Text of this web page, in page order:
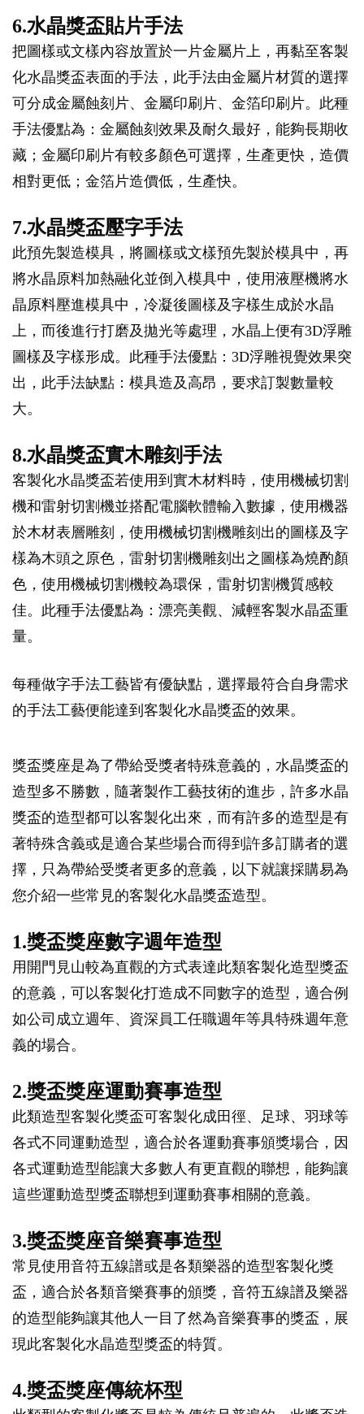
6.水晶獎盃貼片手法
把圖樣或文樣內容放置於一片金屬片上，再黏至客製
化水晶獎盃表面的手法，此手法由金屬片材質的選擇
可分成金屬蝕刻片、金屬印刷片、金箔印刷片。此種
手法優點為：金屬蝕刻效果及耐久最好，能夠長期收
藏；金屬印刷片有較多顏色可選擇，生產更快，造價
相對更低；金箔片造價低，生產快。
7.水晶獎盃壓字手法
此預先製造模具，將圖樣或文樣預先製於模具中，再
將水晶原料加熱融化並倒入模具中，使用液壓機將水
晶原料壓進模具中，冷凝後圖樣及字樣生成於水晶
上，而後進行打磨及拋光等處理，水晶上便有3D浮雕
圖樣及字樣形成。此種手法優點：3D浮雕視覺效果突
出，此手法缺點：模具造及高昂，要求訂製數量較
大。
8.水晶獎盃實木雕刻手法
客製化水晶獎盃若使用到實木材料時，使用機械切割
機和雷射切割機並搭配電腦軟體輸入數據，使用機器
於木材表層雕刻，使用機械切割機雕刻出的圖樣及字
樣為木頭之原色，雷射切割機雕刻出之圖樣為燒酌顏
色，使用機械切割機較為環保，雷射切割機質感較
佳。此種手法優點為：漂亮美觀、減輕客製水晶盃重
量。
每種做字手法工藝皆有優缺點，選擇最符合自身需求
的手法工藝便能達到客製化水晶獎盃的效果。
獎盃獎座是為了帶給受獎者特殊意義的，水晶獎盃的
造型多不勝數，隨著製作工藝技術的進步，許多水晶
獎盃的造型都可以客製化出來，而有許多的造型是有
著特殊含義或是適合某些場合而得到許多訂購者的選
擇，只為帶給受獎者更多的意義，以下就讓採購易為
您介紹一些常見的客製化水晶獎盃造型。
1.獎盃獎座數字週年造型
用開門見山較為直觀的方式表達此類客製化造型獎盃
的意義，可以客製化打造成不同數字的造型，適合例
如公司成立週年、資深員工任職週年等具特殊週年意
義的場合。
2.獎盃獎座運動賽事造型
此類造型客製化獎盃可客製化成田徑、足球、羽球等
各式不同運動造型，適合於各運動賽事頒獎場合，因
各式運動造型能讓大多數人有更直觀的聯想，能夠讓
這些運動造型獎盃聯想到運動賽事相關的意義。
3.獎盃獎座音樂賽事造型
常見使用音符五線譜或是各類樂器的造型客製化獎
盃，適合於各類音樂賽事的頒獎，音符五線譜及樂器
的造型能夠讓其他人一目了然為音樂賽事的獎盃，展
現此客製化水晶造型獎盃的特質。
4.獎盃獎座傳統杯型